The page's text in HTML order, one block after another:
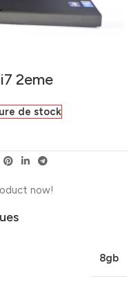
2eme
de stock
now!
8gb